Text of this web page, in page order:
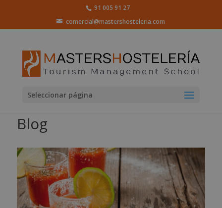
91 005 91 27
comercial@mastershosteleria.com
Seleccionar página
Blog